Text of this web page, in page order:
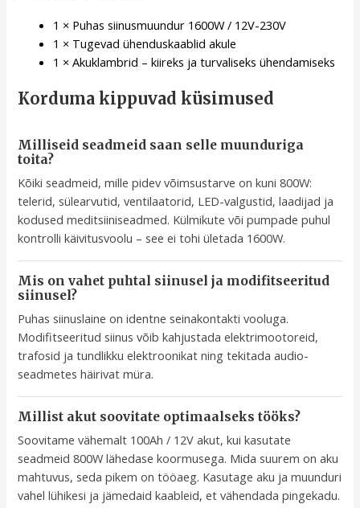
1 × Puhas siinusmuundur 1600W / 12V-230V
1 × Tugevad ühenduskaablid akule
1 × Akuklambrid – kiireks ja turvaliseks ühendamiseks
Korduma kippuvad küsimused
Milliseid seadmeid saan selle muunduriga
toita?
Kõiki seadmeid, mille pidev võimsustarve on kuni 800W:
telerid, sülearvutid, ventilaatorid, LED-valgustid, laadijad ja
kodused meditsiiniseadmed. Külmikute või pumpade puhul
kontrolli käivitusvoolu – see ei tohi ületada 1600W.
Mis on vahet puhtal siinusel ja modifitseeritud
siinusel?
Puhas siinuslaine on identne seinakontakti vooluga.
Modifitseeritud siinus võib kahjustada elektrimootoreid,
trafosid ja tundlikku elektroonikat ning tekitada audio-
seadmetes häirivat müra.
Millist akut soovitate optimaalseks tööks?
Soovitame vähemalt 100Ah / 12V akut, kui kasutate
seadmeid 800W lähedase koormusega. Mida suurem on aku
mahtuvus, seda pikem on tööaeg. Kasutage aku ja muunduri
vahel lühikesi ja jämedaid kaableid, et vähendada pingekadu.